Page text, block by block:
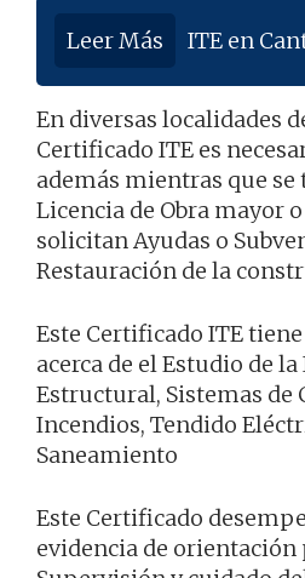
Leer Más ITE en
En diversas localidades
Certificado ITE es
además mientras que
Licencia de Obra mayor
solicitan Ayudas o
Restauración de la
Este Certificado ITE
acerca de el Estudio de
Estructural, Sistemas de
Incendios, Tendido
Saneamiento
Este Certificado
evidencia de